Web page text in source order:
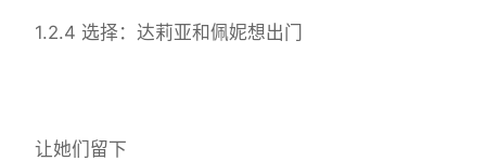
1.2.4 选择：达莉亚和佩妮想出门
让她们留下